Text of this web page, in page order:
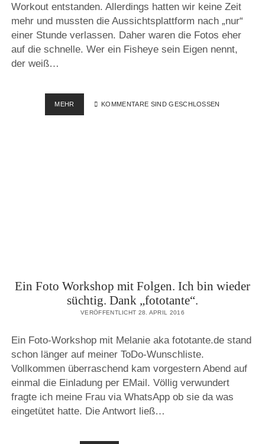
Workout entstanden. Allerdings hatten wir keine Zeit
mehr und mussten die Aussichtsplattform nach „nur“
einer Stunde verlassen. Daher waren die Fotos eher
auf die schnelle. Wer ein Fisheye sein Eigen nennt,
der weiß…
MEHR FRANKFURT
AM
KOMMENTARE SIND GESCHLOSSEN
Ein Foto Workshop mit Folgen. Ich bin wieder
süchtig. Dank „fototante“.
VERÖFFENTLICHT 28. APRIL 2016
Ein Foto-Workshop mit Melanie aka fototante.de stand
schon länger auf meiner ToDo-Wunschliste.
Vollkommen überraschend kam vorgestern Abend auf
einmal die Einladung per EMail. Völlig verwundert
fragte ich meine Frau via WhatsApp ob sie da was
eingetütet hatte. Die Antwort ließ…